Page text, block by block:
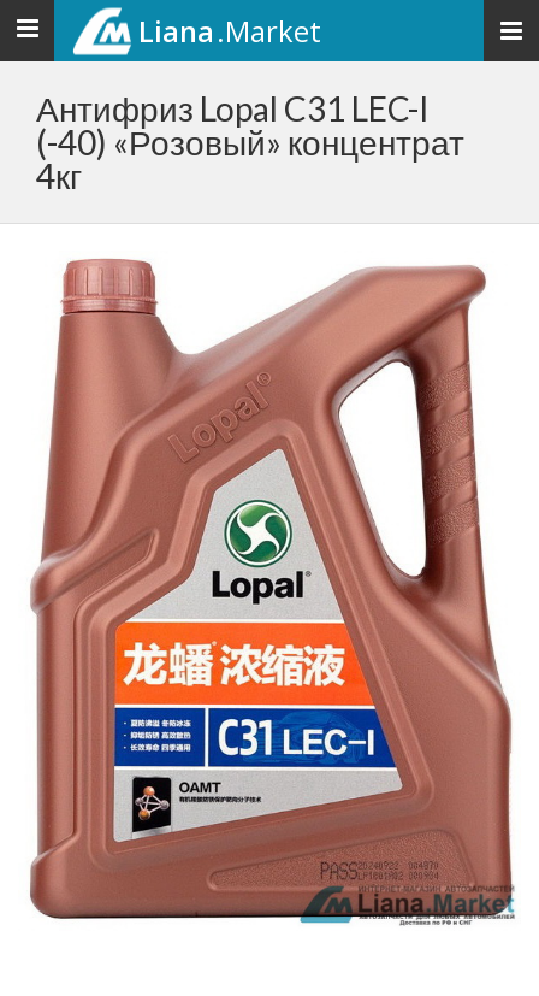
Toggle
navigation
Liana.Market
Антифриз Lopal C31 LEC-I
(-40) «Розовый» концентрат
4кг